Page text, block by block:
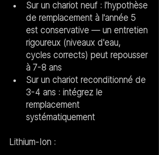
Sur un chariot neuf : l'hypothèse
de remplacement à l'année 5
est conservative — un entretien
rigoureux (niveaux d'eau,
cycles corrects) peut repousser
à 7-8 ans
Sur un chariot reconditionné de
3-4 ans : intégrez le
remplacement
systématiquement
Lithium-Ion :